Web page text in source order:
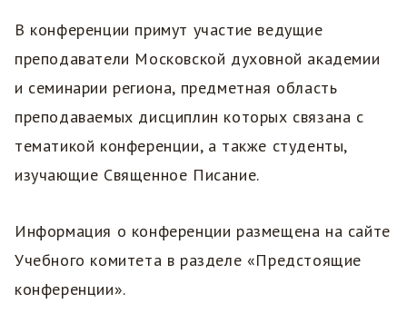
В конференции примут участие ведущие
преподаватели Московской духовной академии
и семинарии региона, предметная область
преподаваемых дисциплин которых связана с
тематикой конференции, а также студенты,
изучающие Священное Писание.
Информация о конференции размещена на сайте
Учебного комитета в разделе «Предстоящие
конференции».